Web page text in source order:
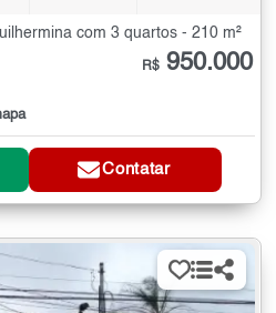
com 3 quartos - 210 m²
R$ 950.000
Contatar